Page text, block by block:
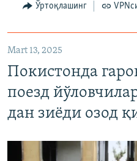
Ўртоқлашинг
Mart 13, 2025
Покистонда
поезд
дан зиёди озод